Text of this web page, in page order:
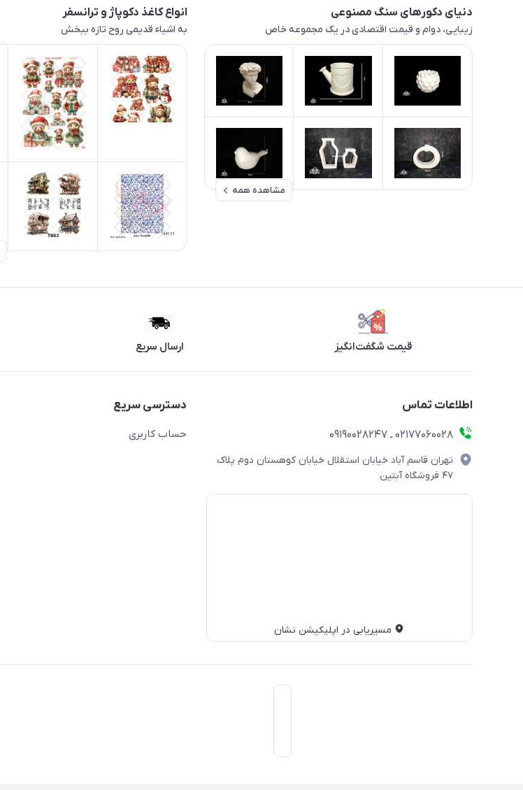
دنیای دکورهای سنگ مصنوعی
زیبایی، دوام و قیمت اقتصادی در یک مجموعه خاص
مشاهده همه
انواع کاغذ دکوپاژ و ترانسفر
به اشیاء قدیمی روح تازه ببخش
قیمت شگفت‌انگیز ارسال سریع
اطلاعات تماس
۰۲۱۷۷۰۶۰۰۲۸ ـ ۰۹۱۹۰۰۲۸۲۴۷
تهران قاسم آباد خیابان استقلال خیابان کوهستان دوم پلاک
۴۷ فروشگاه آبتین
مسیریابی در اپلیکیشن نشان
دسترسی سریع
حساب کاربری